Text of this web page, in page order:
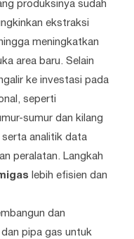
produksinya sudah
ekstraksi
meningkatkan
area baru. Selain
ke investasi pada
seperti
sumur dan kilang
analitik data
peralatan. Langkah
lebih efisien dan
dan
pipa gas untuk